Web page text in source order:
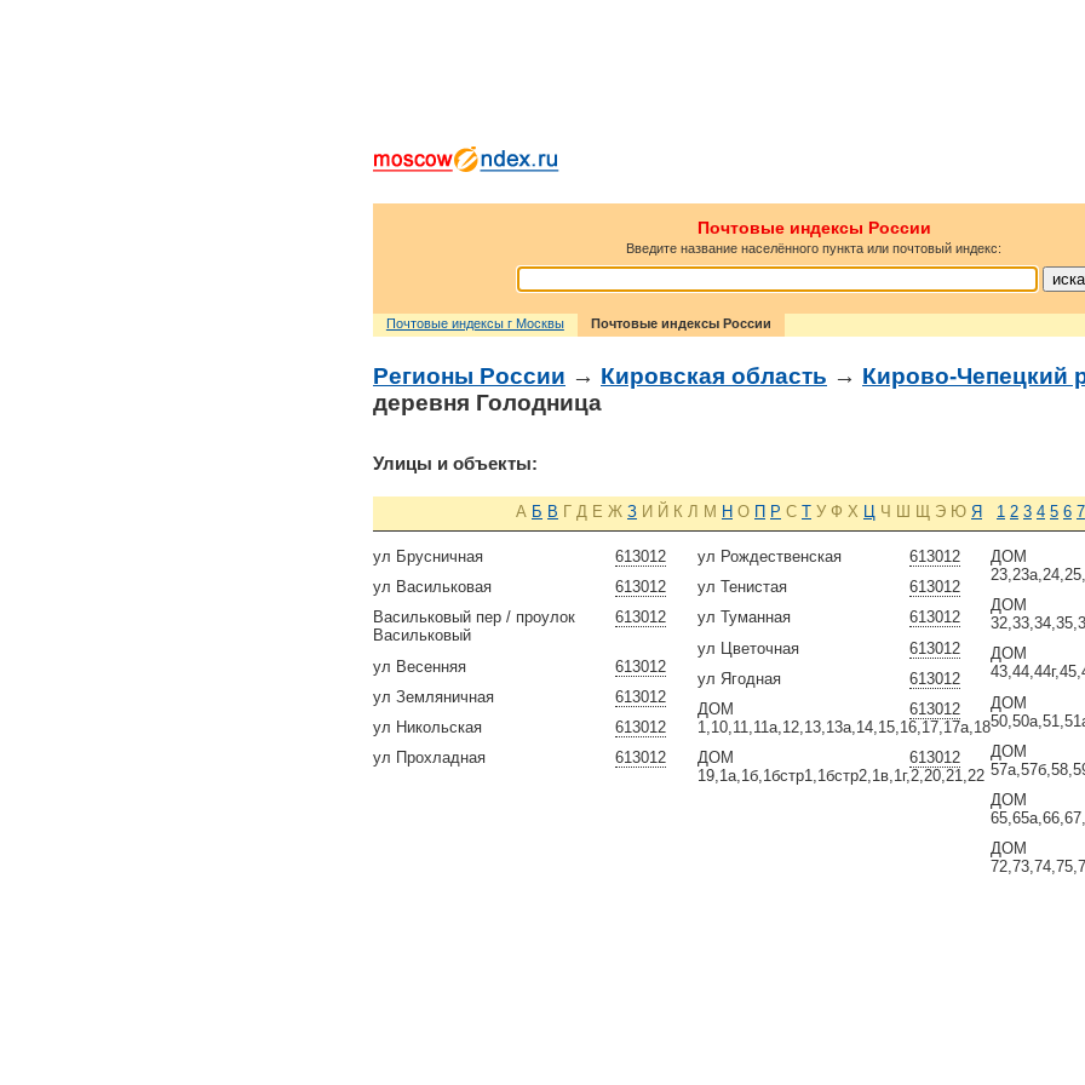
Почтовые индексы России
Введите название населённого пункта или почтовый индекс:
Почтовые индексы г Москвы Почтовые индексы России
Регионы России → Кировская область → Кирово-Чепецкий
деревня Голодница
Улицы и объекты:
А Б В Г Д Е Ж З И Й К Л М Н О П Р С Т У Ф Х Ц Ч Ш Щ Э Ю Я 1 2 3 4 5 6 7
613012
ул Брусничная
613012
ул Васильковая
613012
Васильковый пер / проулок
Васильковый
613012
ул Весенняя
613012
ул Земляничная
613012
ул Никольская
613012
ул Прохладная
613012
ул Рождественская
613012
ул Тенистая
613012
ул Туманная
613012
ул Цветочная
613012
ул Ягодная
613012
ДОМ
1,10,11,11а,12,13,13а,14,15,16,17,17а,18
613012
ДОМ
19,1а,1б,1бстр1,1бстр2,1в,1г,2,20,21,22
ДОМ
ДОМ
ДОМ
ДОМ
ДОМ
ДОМ
ДОМ